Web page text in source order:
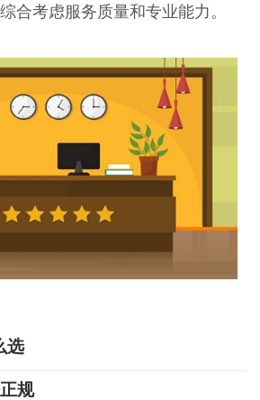
合考虑服务质量和专业能力。
选
规